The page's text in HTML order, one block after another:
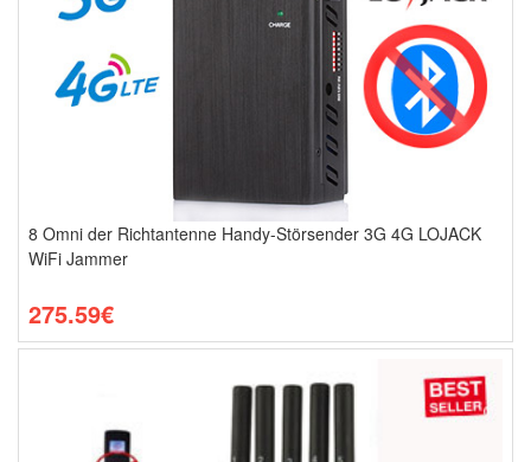
8 Omni der Richtantenne Handy-Störsender 3G 4G LOJACK
WiFi Jammer
275.59€